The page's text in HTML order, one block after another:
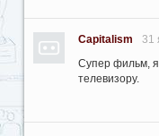
Capitalism 31
Супер фильм, я
телевизору.